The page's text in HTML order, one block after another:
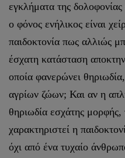
εγκλήματα της
ο φόνος ενήλικος είναι
παιδοκτονία πως αλλιώς
έσχατη κατάσταση
οποία φανερώνει
αγρίων ζώων; Και αν η
θηριωδία εσχάτης
χαρακτηριστεί η
όχι από ένα τυχαίο